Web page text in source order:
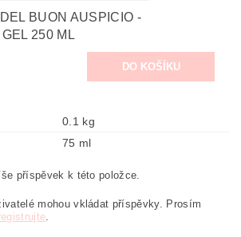
BUON AUSPICIO -
250 ML
0.1 kg
75 ml
příspěvek k této položce.
mohou vkládat příspěvky. Prosím
.